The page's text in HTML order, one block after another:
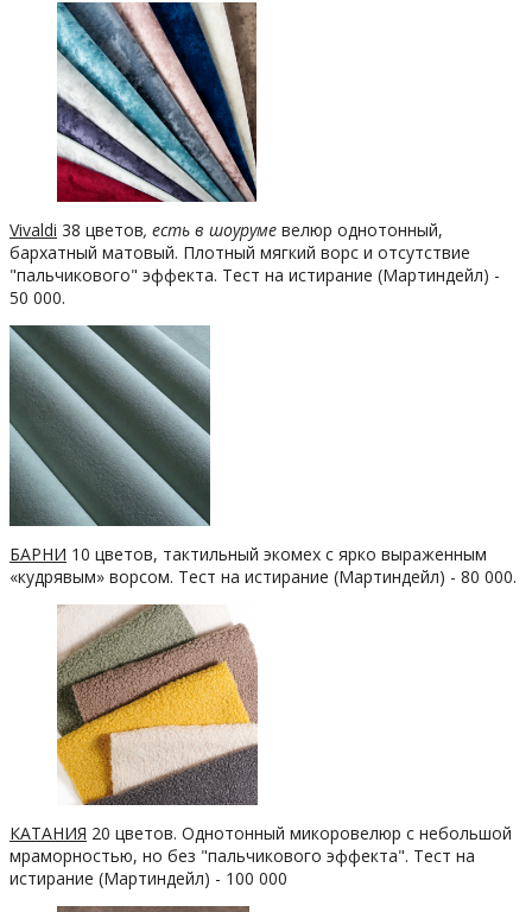
Vivaldi 38 цветов, есть в шоуруме велюр однотонный,
бархатный матовый. Плотный мягкий ворс и отсутствие
"пальчикового" эффекта. Тест на истирание (Мартиндейл) -
50 000.
БАРНИ 10 цветов, тактильный экомех с ярко выраженным
«кудрявым» ворсом. Тест на истирание (Мартиндейл) - 80 000.
КАТАНИЯ 20 цветов. Однотонный микоровелюр с небольшой
мраморностью, но без "пальчикового эффекта". Тест на
истирание (Мартиндейл) - 100 000